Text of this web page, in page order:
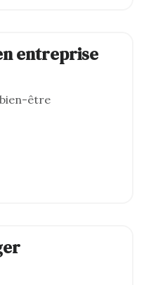
entreprise
être